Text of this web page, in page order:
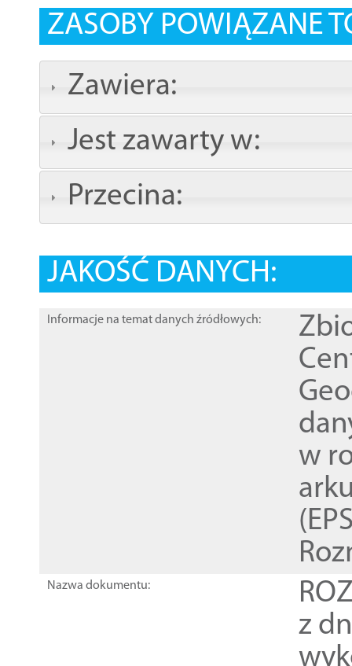
ZASOBY POWIĄZANE
Zawiera:
Jest zawarty w:
Przecina:
JAKOŚĆ DANYCH:
Informacje na temat danych źródłowych:
w
Nazwa dokumentu:
z